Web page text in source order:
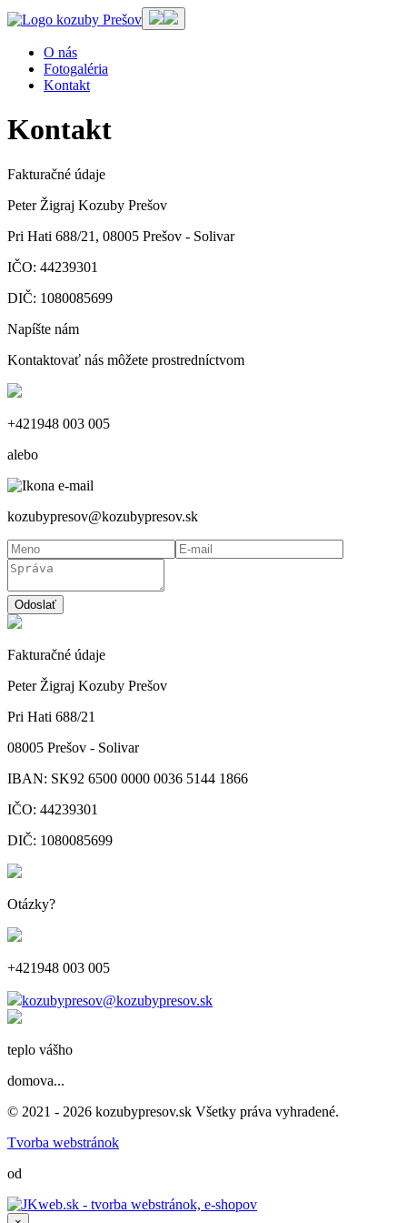
O nás
Fotogaléria
Kontakt
Kontakt
Fakturačné údaje
Peter Žigraj Kozuby Prešov
Pri Hati 688/21, 08005 Prešov - Solivar
IČO: 44239301
DIČ: 1080085699
Napíšte nám
Kontaktovať nás môžete prostredníctvom
+421948 003 005
alebo
kozubypresov@kozubypresov.sk
Odoslať
Fakturačné údaje
Peter Žigraj Kozuby Prešov
Pri Hati 688/21
08005 Prešov - Solivar
IBAN: SK92 6500 0000 0036 5144 1866
IČO: 44239301
DIČ: 1080085699
Otázky?
+421948 003 005
kozubypresov@kozubypresov.sk
teplo vášho
domova...
© 2021 - 2026 kozubypresov.sk Všetky práva vyhradené.
Tvorba webstránok
od